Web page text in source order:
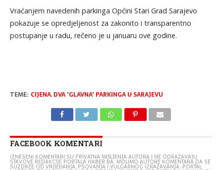
Vraćanjem navedenih parkinga Općini Stari Grad Sarajevo
pokazuje se opredjeljenost za zakonito i transparentno
postupanje u radu, rečeno je u januaru ove godine.
TEME: CIJENA, DVA 'GLAVNA' PARKINGA U SARAJEVU
FACEBOOK KOMENTARI
IZNESENI KOMENTARI SU PRIVATNA MIŠLJENJA AUTORA I NE ODRAŽAVAJU
STAVOVE REDAKCIJE PORTALA HABER.BA. MOLIMO AUTORE KOMENTARA DA SE
SUZDRŽE OD VRIJEĐANJA, PSOVANJA I VULGARNOG IZRAŽAVANJA. PORTAL